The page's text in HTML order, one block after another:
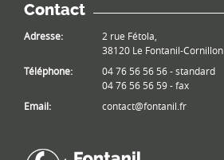
Contact
Adresse:
2 rue Fétola,
38120 Le Fontanil-Cornillon
Téléphone:
04 76 56 56 56 - standard
04 76 56 56 59 - fax
Email:
contact@fontanil.fr